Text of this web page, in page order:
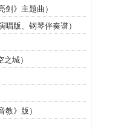
剑》主题曲）
唱版、钢琴伴奏谱）
之城）
教》版）